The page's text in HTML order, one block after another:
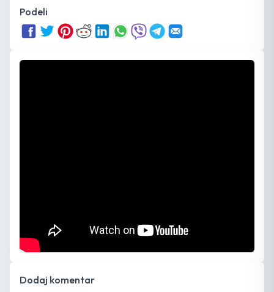
Podeli
Dodaj komentar